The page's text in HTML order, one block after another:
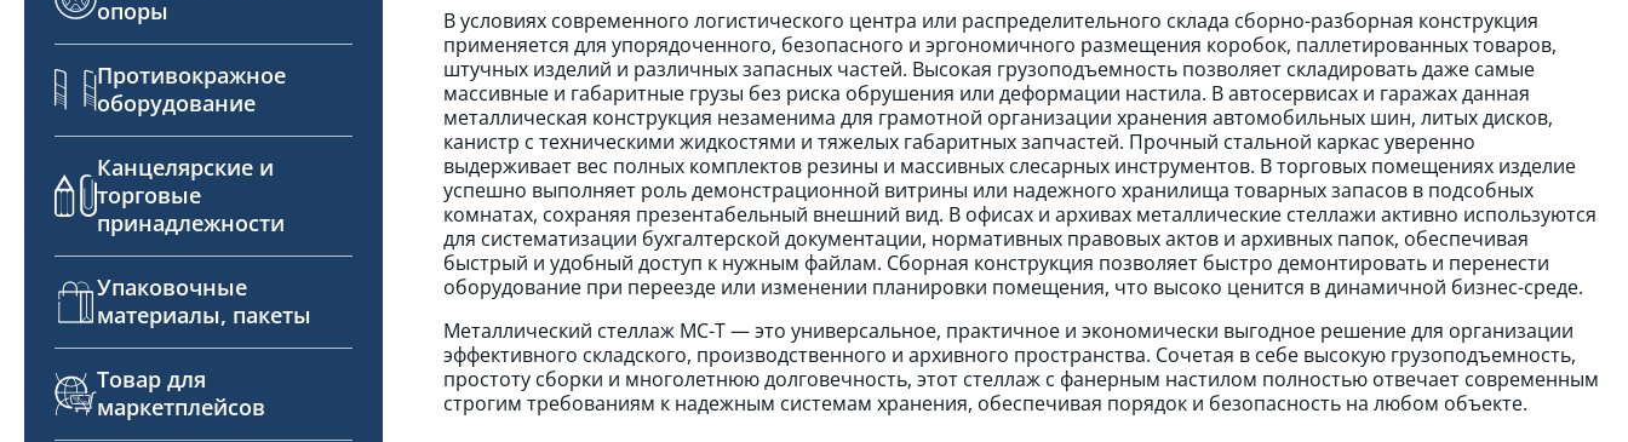
опоры
Противокражное
оборудование
Канцелярские и
торговые
принадлежности
Упаковочные
материалы, пакеты
Товар для
маркетплейсов
В условиях современного логистического центра или распределительного склада сборно-разборная конструкция
применяется для упорядоченного, безопасного и эргономичного размещения коробок, паллетированных товаров,
штучных изделий и различных запасных частей. Высокая грузоподъемность позволяет складировать даже самые
массивные и габаритные грузы без риска обрушения или деформации настила. В автосервисах и гаражах данная
металлическая конструкция незаменима для грамотной организации хранения автомобильных шин, литых дисков,
канистр с техническими жидкостями и тяжелых габаритных запчастей. Прочный стальной каркас уверенно
выдерживает вес полных комплектов резины и массивных слесарных инструментов. В торговых помещениях изделие
успешно выполняет роль демонстрационной витрины или надежного хранилища товарных запасов в подсобных
комнатах, сохраняя презентабельный внешний вид. В офисах и архивах металлические стеллажи активно используются
для систематизации бухгалтерской документации, нормативных правовых актов и архивных папок, обеспечивая
быстрый и удобный доступ к нужным файлам. Сборная конструкция позволяет быстро демонтировать и перенести
оборудование при переезде или изменении планировки помещения, что высоко ценится в динамичной бизнес-среде.
Металлический стеллаж МС-Т — это универсальное, практичное и экономически выгодное решение для организации
эффективного складского, производственного и архивного пространства. Сочетая в себе высокую грузоподъемность,
простоту сборки и многолетнюю долговечность, этот стеллаж с фанерным настилом полностью отвечает современным
строгим требованиям к надежным системам хранения, обеспечивая порядок и безопасность на любом объекте.